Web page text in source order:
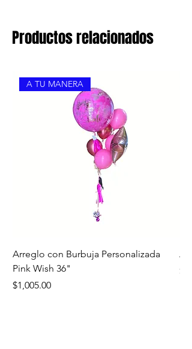
Productos relacionados
A TU MANERA
Arreglo con Burbuja Personalizada
Pink Wish 36"
Precio
$1,005.00